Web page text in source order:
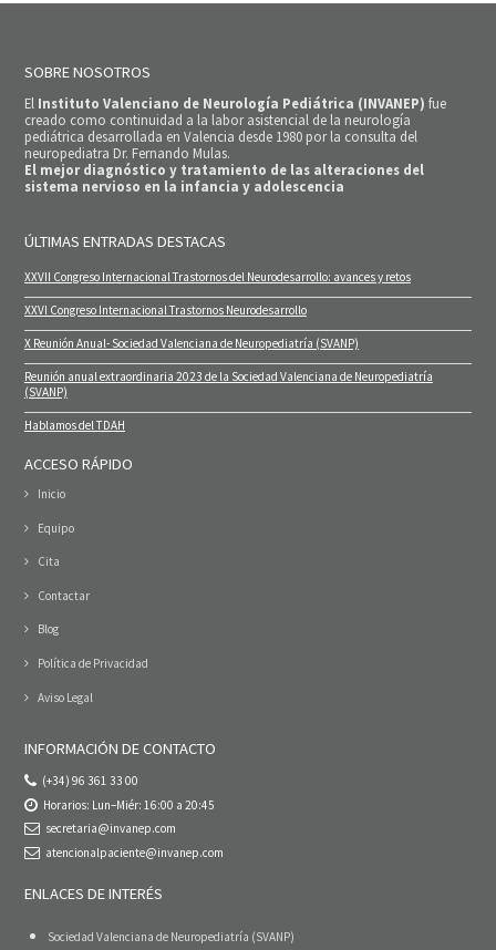
SOBRE NOSOTROS
El Instituto Valenciano de Neurología Pediátrica (INVANEP) fue
creado como continuidad a la labor asistencial de la neurología
pediátrica desarrollada en Valencia desde 1980 por la consulta del
neuropediatra Dr. Fernando Mulas.
El mejor diagnóstico y tratamiento de las alteraciones del
sistema nervioso en la infancia y adolescencia
ÚLTIMAS ENTRADAS DESTACAS
XXVII Congreso Internacional Trastornos del Neurodesarrollo: avances y retos
XXVI Congreso Internacional Trastornos Neurodesarrollo
X Reunión Anual- Sociedad Valenciana de Neuropediatría (SVANP)
Reunión anual extraordinaria 2023 de la Sociedad Valenciana de Neuropediatría
(SVANP)
Hablamos del TDAH
ACCESO RÁPIDO
Inicio
Equipo
Cita
Contactar
Blog
Política de Privacidad
Aviso Legal
INFORMACIÓN DE CONTACTO
(+34) 96 361 33 00
Horarios: Lun–Miér: 16:00 a 20:45
secretaria@invanep.com
atencionalpaciente@invanep.com
ENLACES DE INTERÉS
Sociedad Valenciana de Neuropediatría (SVANP)